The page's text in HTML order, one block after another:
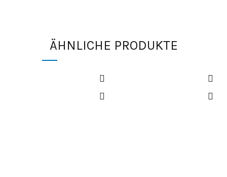
ÄHNLICHE PRODUKTE